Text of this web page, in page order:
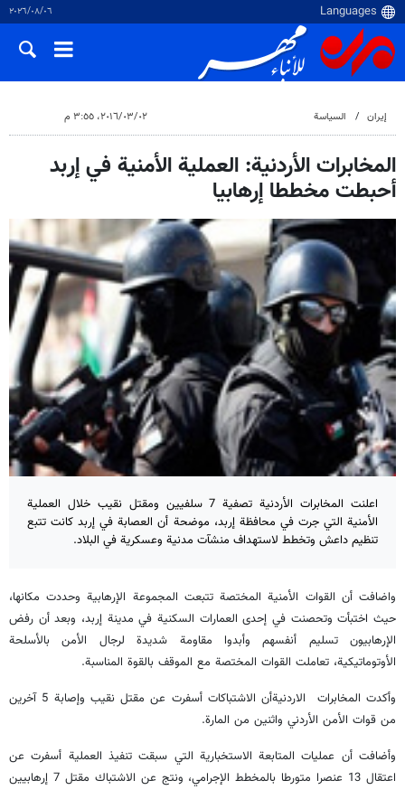
٠٦‏/٠٨‏/٢٠٢٦
إيران السياسة ٠٢‏/٠٣‏/٢٠١٦، ٣:٥٥ م
المخابرات الأردنية: العملية الأمنية في إربد
أحبطت مخططا إرهابيا
اعلنت المخابرات الأردنية تصفية 7 سلفيين ومقتل نقيب خلال العملية
الأمنية التي جرت في محافظة إربد، موضحة أن العصابة في إربد كانت تتبع
تنظيم داعش وتخطط لاستهداف منشآت مدنية وعسكرية في البلاد.
واضافت أن القوات الأمنية المختصة تتبعت المجموعة الإرهابية وحددت مكانها،
حيث اختبأت وتحصنت في إحدى العمارات السكنية في مدينة إربد، وبعد أن رفض
الإرهابيون تسليم أنفسهم وأبدوا مقاومة شديدة لرجال الأمن بالأسلحة
الأوتوماتيكية، تعاملت القوات المختصة مع الموقف بالقوة المناسبة.
وأكدت المخابرات الاردنيةأن الاشتباكات أسفرت عن مقتل نقيب وإصابة 5 آخرين
من قوات الأمن الأردني واثنين من المارة.
وأضافت أن عمليات المتابعة الاستخبارية التي سبقت تنفيذ العملية أسفرت عن
اعتقال 13 عنصرا متورطا بالمخطط الإجرامي، ونتج عن الاشتباك مقتل 7 إرهابيين